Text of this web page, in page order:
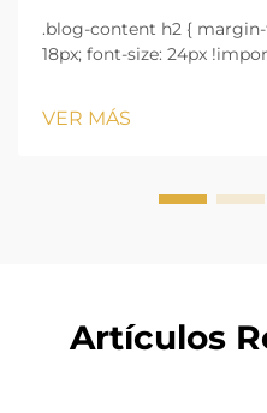
.blog-content h2 {
18px; font-size: 24px
margin-bottom: 18px;
w...
VER MÁS
Artículos